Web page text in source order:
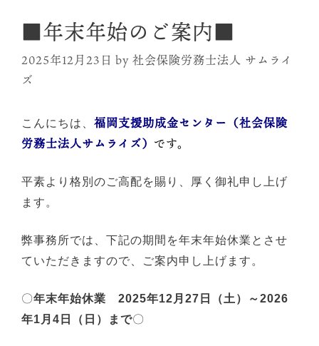
■年末年始のご案内■
2025年12月23日 by 社会保険労務士法人 サムライ
ズ
こんにちは、 福岡支援助成金センター（社会保険
労務士法人サムライズ） です。
平素より格別のご高配を賜り、厚く御礼申し上げ
ます。
弊事務所では、下記の期間を年末年始休業とさせ
ていただきますので、ご案内申し上げます。
〇年末年始休業 2025年12月27日（土）～2026
年1月4日（日）まで〇